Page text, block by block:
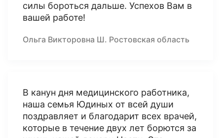
силы бороться дальше. Успехов Вам в
вашей работе!
Ольга Викторовна Ш. Ростовская область
В канун дня медицинского работника,
наша семья Юдиных от всей души
поздравляет и благодарит всех врачей,
которые в течение двух лет борются за